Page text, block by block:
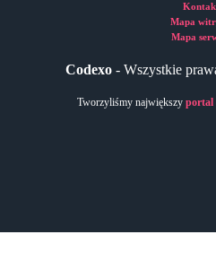
Mapa
Mapa
Codexo - Wszystkie
Tworzyliśmy największy portal